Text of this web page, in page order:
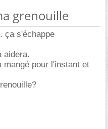
grenouille
ça s'échappe
aidera.
mangé pour l'instant et